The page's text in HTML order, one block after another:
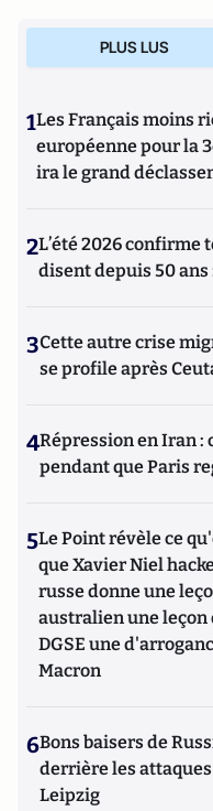
PLUS LUS
1Les Français moins
européenne pour la
ira le grand
2L’été 2026 confirme
disent depuis 50
3Cette autre crise
se profile après
4Répression en Iran :
pendant que Paris
5Le Point révèle ce
que Xavier Niel
russe donne une
australien une leçon
DGSE une
Macron
6Bons baisers de
derrière les
Leipzig